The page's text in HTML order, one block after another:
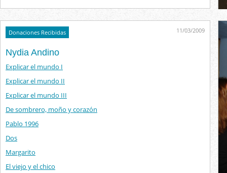
Donaciones Recibidas 11/03/2009
Nydia Andino
Explicar el mundo I
Explicar el mundo II
Explicar el mundo III
De sombrero, moño y corazón
Pablo 1996
Dos
Margarito
El viejo y el chico